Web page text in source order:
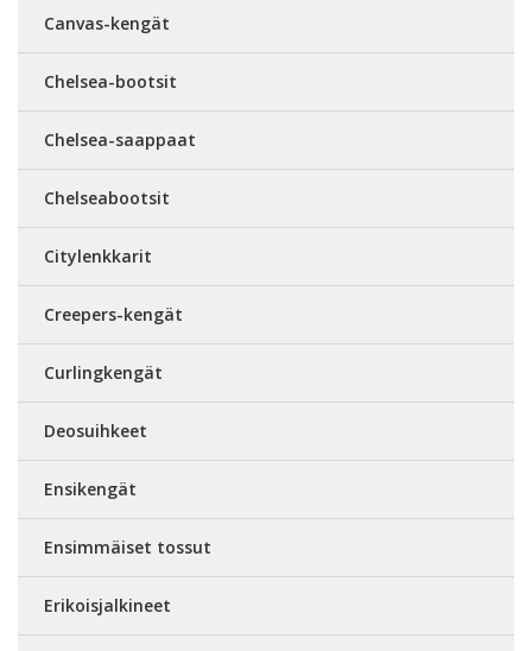
Canvas-kengät
Chelsea-bootsit
Chelsea-saappaat
Chelseabootsit
Citylenkkarit
Creepers-kengät
Curlingkengät
Deosuihkeet
Ensikengät
Ensimmäiset tossut
Erikoisjalkineet